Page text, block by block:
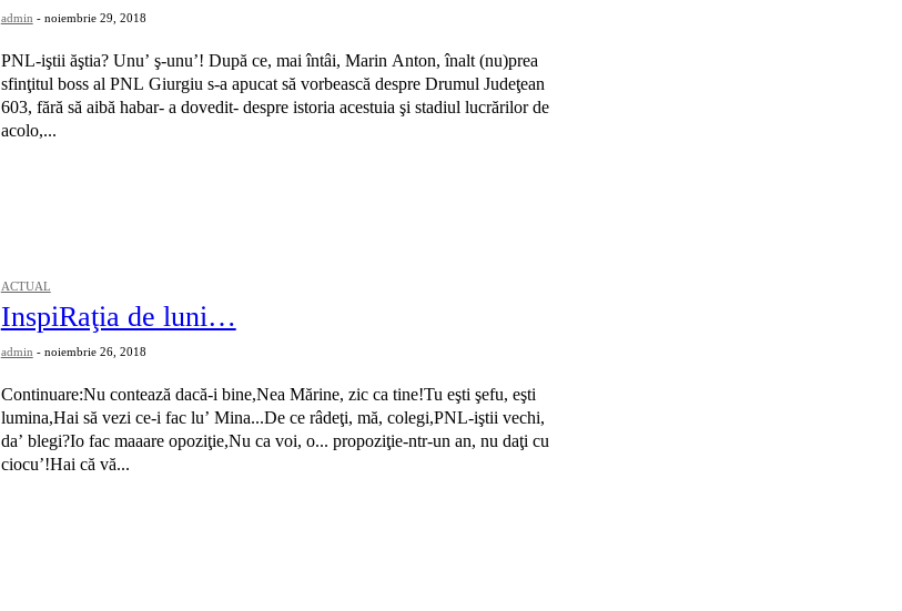
admin - noiembrie 29, 2018
PNL-iştii ăştia? Unu’ ş-unu’! După ce, mai întâi, Marin Anton, înalt (nu)prea
sfinţitul boss al PNL Giurgiu s-a apucat să vorbească despre Drumul Judeţean
603, fără să aibă habar- a dovedit- despre istoria acestuia şi stadiul lucrărilor de
acolo,...
ACTUAL
InspiRaţia de luni…
admin - noiembrie 26, 2018
Continuare:Nu contează dacă-i bine,Nea Mărine, zic ca tine!Tu eşti şefu, eşti
lumina,Hai să vezi ce-i fac lu’ Mina...De ce râdeţi, mă, colegi,PNL-iştii vechi,
da’ blegi?Io fac maaare opoziţie,Nu ca voi, o... propoziţie-ntr-un an, nu daţi cu
ciocu’!Hai că vă...